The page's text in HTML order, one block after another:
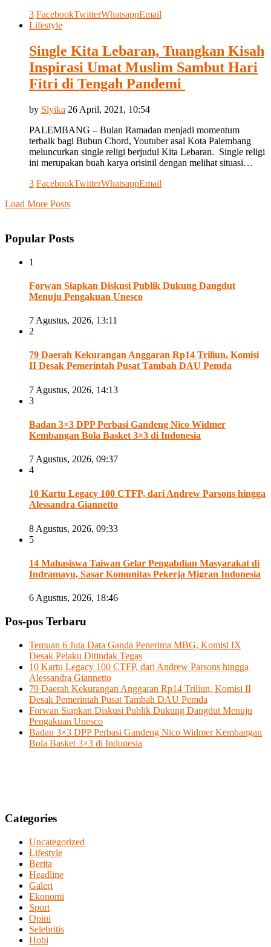
3 FacebookTwitterWhatsappEmail
Lifestyle
Single Kita Lebaran, Tuangkan Kisah
Inspirasi Umat Muslim Sambut Hari
Fitri di Tengah Pandemi
by Slyika 26 April, 2021, 10:54
PALEMBANG – Bulan Ramadan menjadi momentum
terbaik bagi Bubun Chord, Youtuber asal Kota Palembang
meluncurkan single religi berjudul Kita Lebaran. Single religi
ini merupakan buah karya orisinil dengan melihat situasi…
3 FacebookTwitterWhatsappEmail
Load More Posts
Popular Posts
1
Forwan Siapkan Diskusi Publik Dukung Dangdut
Menuju Pengakuan Unesco
7 Agustus, 2026, 13:11
2
79 Daerah Kekurangan Anggaran Rp14 Triliun, Komisi
II Desak Pemerintah Pusat Tambah DAU Pemda
7 Agustus, 2026, 14:13
3
Badan 3×3 DPP Perbasi Gandeng Nico Widmer
Kembangan Bola Basket 3×3 di Indonesia
7 Agustus, 2026, 09:37
4
10 Kartu Legacy 100 CTFP, dari Andrew Parsons hingga
Alessandra Giannetto
8 Agustus, 2026, 09:33
5
14 Mahasiswa Taiwan Gelar Pengabdian Masyarakat di
Indramayu, Sasar Komunitas Pekerja Migran Indonesia
6 Agustus, 2026, 18:46
Pos-pos Terbaru
Temuan 6 Juta Data Ganda Penerima MBG, Komisi IX
Desak Pelaku Ditindak Tegas
10 Kartu Legacy 100 CTFP, dari Andrew Parsons hingga
Alessandra Giannetto
79 Daerah Kekurangan Anggaran Rp14 Triliun, Komisi II
Desak Pemerintah Pusat Tambah DAU Pemda
Forwan Siapkan Diskusi Publik Dukung Dangdut Menuju
Pengakuan Unesco
Badan 3×3 DPP Perbasi Gandeng Nico Widmer Kembangan
Bola Basket 3×3 di Indonesia
Categories
Uncategorized
Lifestyle
Berita
Headline
Galeri
Ekonomi
Sport
Opini
Selebritis
Hobi